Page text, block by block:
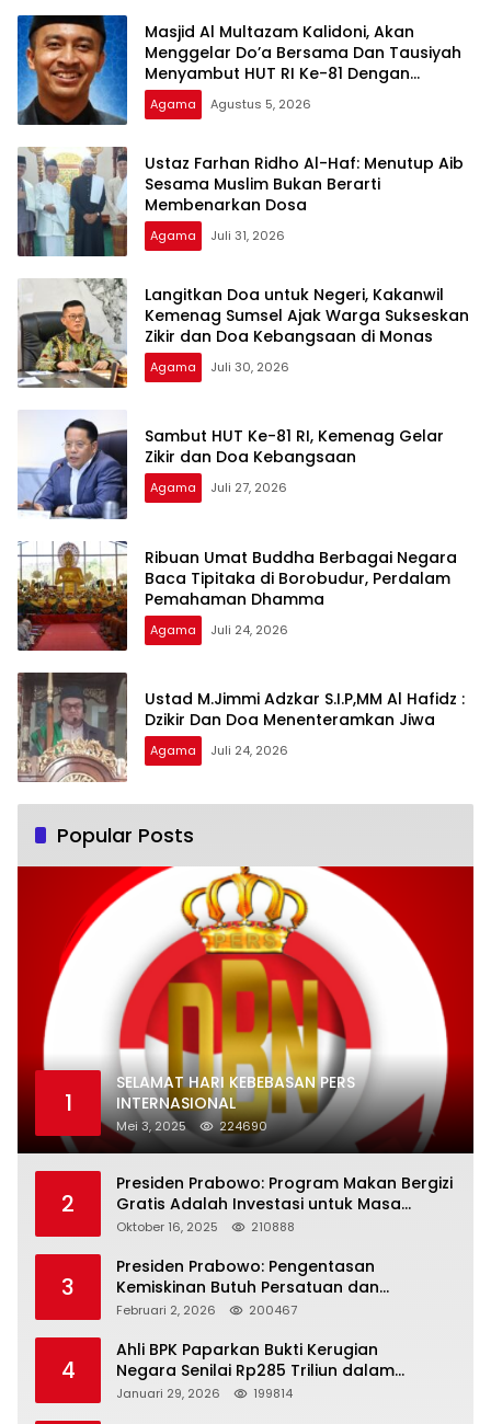
Masjid Al Multazam Kalidoni, Akan
Menggelar Do’a Bersama Dan Tausiyah
Menyambut HUT RI Ke-81 Dengan
Pembicara Ustadz Qoim Nur’aini M.Pd
Agama Agustus 5, 2026
Ustaz Farhan Ridho Al-Haf: Menutup Aib
Sesama Muslim Bukan Berarti
Membenarkan Dosa
Agama Juli 31, 2026
Langitkan Doa untuk Negeri, Kakanwil
Kemenag Sumsel Ajak Warga Sukseskan
Zikir dan Doa Kebangsaan di Monas
Agama Juli 30, 2026
Sambut HUT Ke-81 RI, Kemenag Gelar
Zikir dan Doa Kebangsaan
Agama Juli 27, 2026
Ribuan Umat Buddha Berbagai Negara
Baca Tipitaka di Borobudur, Perdalam
Pemahaman Dhamma
Agama Juli 24, 2026
Ustad M.Jimmi Adzkar S.I.P,MM Al Hafidz :
Dzikir Dan Doa Menenteramkan Jiwa
Agama Juli 24, 2026
Popular Posts
1
SELAMAT HARI KEBEBASAN PERS
INTERNASIONAL
Mei 3, 2025 224690
2
Presiden Prabowo: Program Makan Bergizi
Gratis Adalah Investasi untuk Masa
Depan Bangsa
Oktober 16, 2025 210888
3
Presiden Prabowo: Pengentasan
Kemiskinan Butuh Persatuan dan
Kepemimpinan yang Bertanggung Jawab
Februari 2, 2026 200467
4
Ahli BPK Paparkan Bukti Kerugian
Negara Senilai Rp285 Triliun dalam
Persidangan Korupsi PT Pertamina
Januari 29, 2026 199814